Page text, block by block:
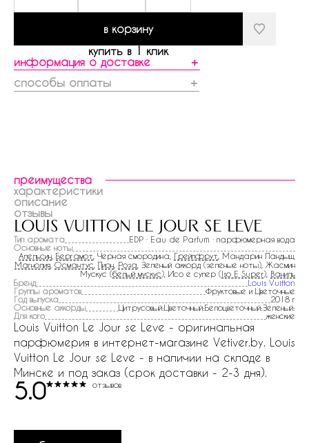
в корзину
купить в 1 клик
информация о доставке
＋
способы оплаты
＋
преимущества
характеристики
описание
отзывы
louis vuitton le jour se leve
Тип аромата
EDP · Eau de Parfum · парфюмерная вода
Основные ноты
Апельсин Бергамот , Черная смородина, Грейпфрут , Мандарин Ландыш,
Магнолия Османтус Пион Роза , Зеленый аккорд (зеленые ноты), Жасмин
Мускус (белый мускус), Исо е супер (Iso E Super), Ваниль
Бренд
Louis Vuitton
Группы ароматов
Фруктовые и Цветочные
Год выпуска
2018 г
Основные аккорды
Цитрусовый:Цветочный:Белоцветочный:Зеленый:
Для кого
женские
Louis Vuitton Le Jour se Leve - оригинальная
парфюмерия в интернет-магазине Vetiver.by. Louis
Vuitton Le Jour se Leve - в наличии на складе в
Минске и под заказ (срок доставки - 2-3 дня).
5.0 отзывов